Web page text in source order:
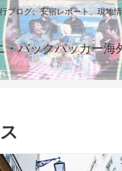
ブログ。安宿レポート、現地情
・バックパッカー海